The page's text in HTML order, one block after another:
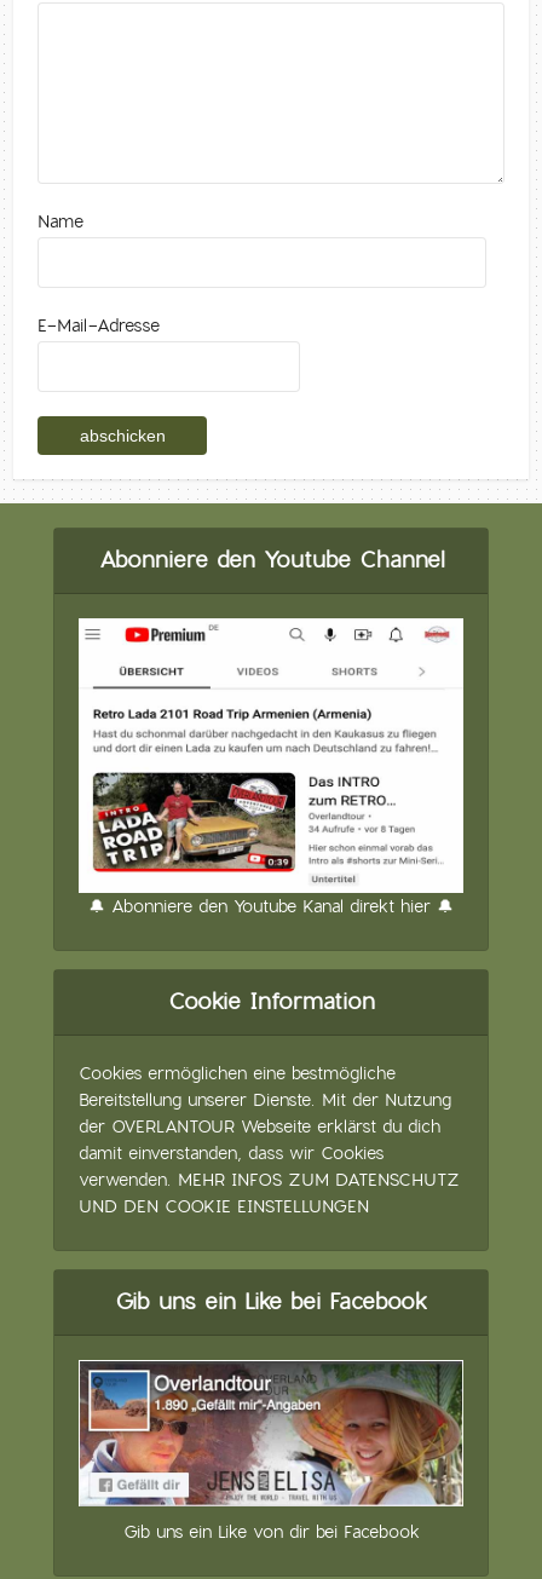
Name
E-Mail-Adresse
Abonniere den Youtube Channel
🔔 Abonniere den Youtube Kanal direkt hier 🔔
Cookie Information
Cookies ermöglichen eine bestmögliche
Bereitstellung unserer Dienste. Mit der Nutzung
der OVERLANTOUR Webseite erklärst du dich
damit einverstanden, dass wir Cookies
verwenden. MEHR INFOS ZUM DATENSCHUTZ
UND DEN COOKIE EINSTELLUNGEN
Gib uns ein Like bei Facebook
Gib uns ein Like von dir bei Facebook